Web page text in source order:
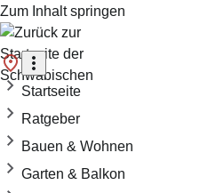
Zum Inhalt springen
Startseite
Ratgeber
Bauen & Wohnen
Garten & Balkon